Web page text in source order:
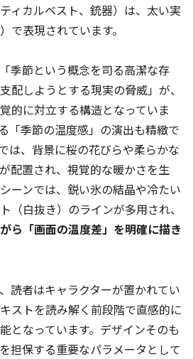
ィカルベスト、銃器）は、太い実
で表現されています。
季節という概念を司る高潔な存
配しようとする現実の脅威」が、
的に対立する構造となっていま
「季節の温度感」の演出も精緻で
は、背景に桜の花びらや柔らかな
配置され、視覚的な暖かさを生
ーンでは、鋭い氷の結晶や冷たい
（白抜き）のラインが多用され、
ら「画面の温度差」を明確に描き
読者はキャラクターが置かれてい
ストを読み解く前段階で直感的に
となっています。デザインそのも
担保する重要なパラメータとして